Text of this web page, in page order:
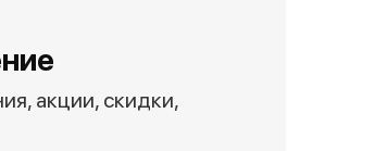
акции, скидки,